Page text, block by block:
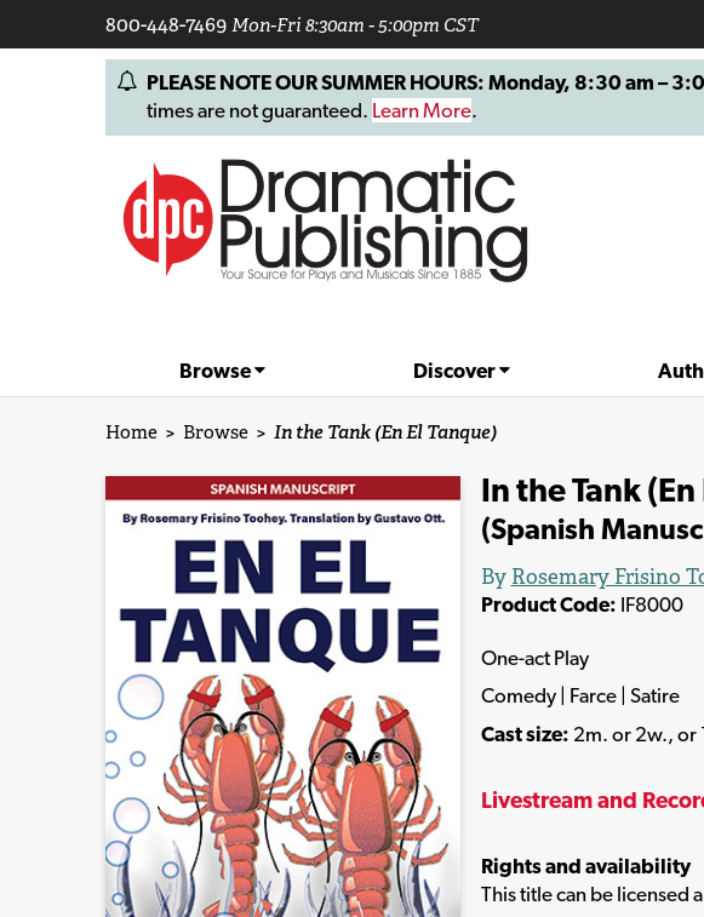
800-448-7469Mon-Fri 8:30am - 5:00pm CST
PLEASE NOTE OUR SUMMER HOURS: Monday, 8:30 am
times are not guaranteed. Learn More.
Browse Discover
Home > Browse > In the Tank (En El Tanque)
In the Tank (En
(Spanish
By Rosemary Frisino
Product Code: IF8000
One-act Play
Comedy | Farce | Satire
Cast size: 2m. or 2w., or
Livestream and
Rights and availability
This title can be licensed